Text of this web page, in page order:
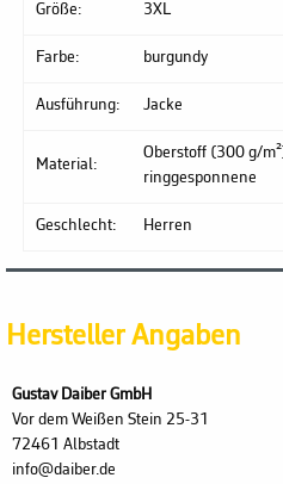
Größe: 3XL
Farbe: burgundy
Ausführung: Jacke
Material:
Oberstoff (300 g/
ringgesponnene
Geschlecht: Herren
Hersteller Angaben
Gustav Daiber GmbH
Vor dem Weißen Stein 25-31
72461 Albstadt
info@daiber.de